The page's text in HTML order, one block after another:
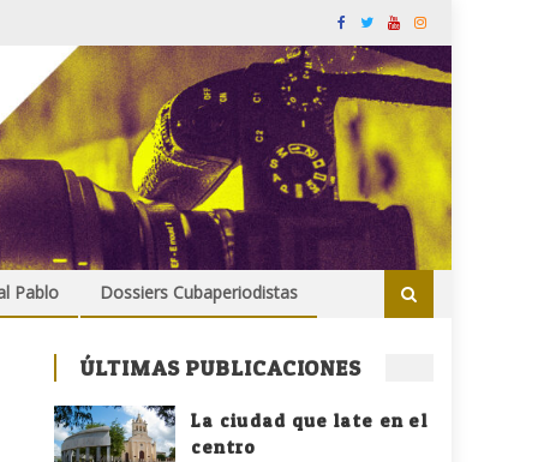
Pablo Dossiers Cubaperiodistas
ÚLTIMAS PUBLICACIONES
La ciudad que late en el
centro